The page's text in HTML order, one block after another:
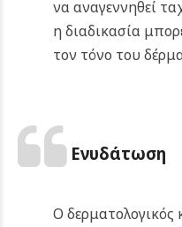
να αναγεννηθεί
η διαδικασία
τον τόνο του
Ενυδάτωση
Ο